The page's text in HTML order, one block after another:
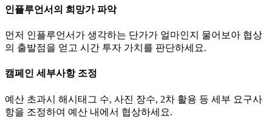
인플루언서의 희망가 파악
먼저 인플루언서가 생각하는 단가가 얼마인지 물어보아 협상
의 출발점을 얻고 시간 투자 가치를 판단하세요.
캠페인 세부사항 조정
예산 초과시 해시태그 수, 사진 장수, 2차 활용 등 세부 요구사
항을 조정하여 예산 내에서 협상하세요.